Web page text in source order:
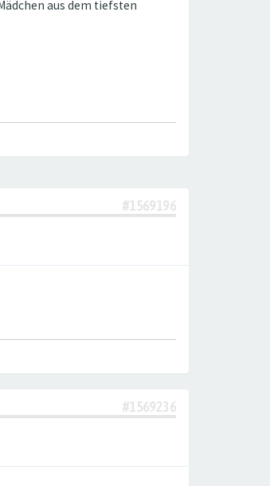
aus dem tiefsten
#1569196
#1569236